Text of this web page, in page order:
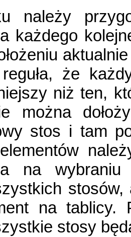
należy
każdego
że
niż ten,
można
stos i tam
na wybraniu
na tablicy.
stosy